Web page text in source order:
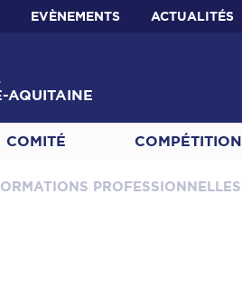
EVÈNEMENTS ACTUALITÉS
AQUITAINE
COMITÉ COMPÉTITION
PROFESSIONNELLES